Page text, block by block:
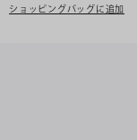
ショッピングバッグに追加